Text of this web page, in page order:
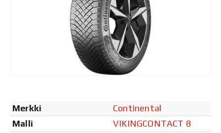
Merkki
Continental
Malli
VIKINGCONTACT 8